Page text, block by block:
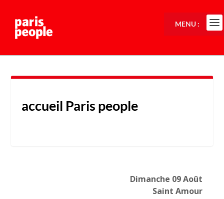
accueil Paris people
Dimanche 09 Août
Saint Amour
MENU :